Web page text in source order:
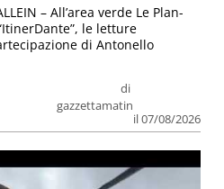
di
gazzettamatin
il 07/08/2026
– All’area verde Le Plan-
le letture
di Antonello